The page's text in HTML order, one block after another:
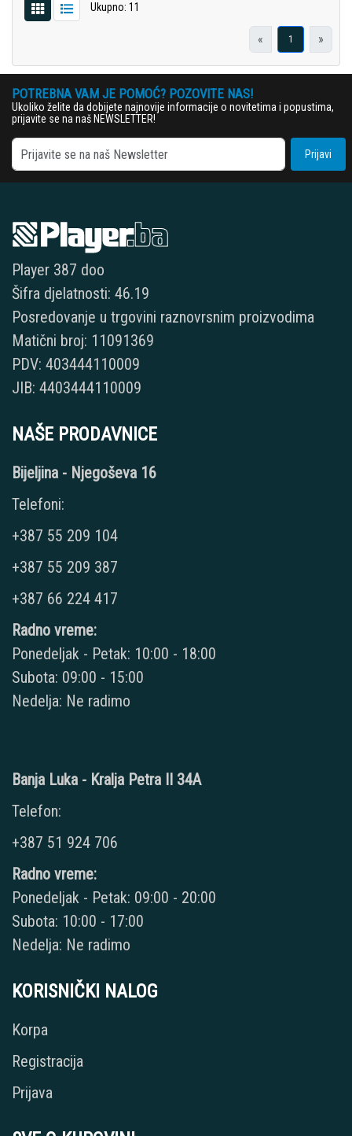
Ukupno: 11
« 1 »
POTREBNA VAM JE POMOĆ? POZOVITE NAS!
Ukoliko želite da dobijete najnovije informacije o novitetima i popustima,
prijavite se na naš NEWSLETTER!
Prijavi
Player 387 doo
Šifra djelatnosti: 46.19
Posredovanje u trgovini raznovrsnim proizvodima
Matični broj: 11091369
PDV: 403444110009
JIB: 4403444110009
NAŠE PRODAVNICE
Bijeljina - Njegoševa 16
Telefoni:
+387 55 209 104
+387 55 209 387
+387 66 224 417
Radno vreme:
Ponedeljak - Petak: 10:00 - 18:00
Subota: 09:00 - 15:00
Nedelja: Ne radimo
Banja Luka - Kralja Petra II 34A
Telefon:
+387 51 924 706
Radno vreme:
Ponedeljak - Petak: 09:00 - 20:00
Subota: 10:00 - 17:00
Nedelja: Ne radimo
KORISNIČKI NALOG
Korpa
Registracija
Prijava